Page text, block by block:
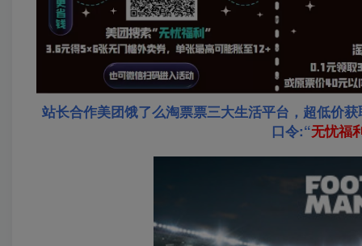
站长合作美团饿了么淘票票三大生活平台，超低价
口令:“无忧福